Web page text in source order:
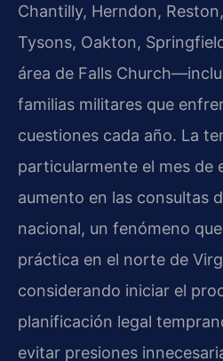
Chantilly, Herndon,
Tysons, Oakton,
área de Falls
familias militares que
cuestiones cada año. La
particularmente el mes de
aumento en las consultas
nacional, un fenómeno
práctica en el norte de
considerando iniciar el
planificación legal
evitar presiones